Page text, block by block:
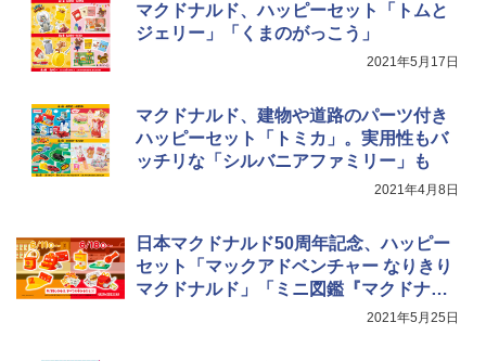
マクドナルド、ハッピーセット「トムと
ジェリー」「くまのがっこう」
2021年5月17日
マクドナルド、建物や道路のパーツ付き
ハッピーセット「トミカ」。実用性もバ
ッチリな「シルバニアファミリー」も
2021年4月8日
日本マクドナルド50周年記念、ハッピー
セット「マックアドベンチャー なりきり
マクドナルド」「ミニ図鑑『マクドナル
2021年5月25日